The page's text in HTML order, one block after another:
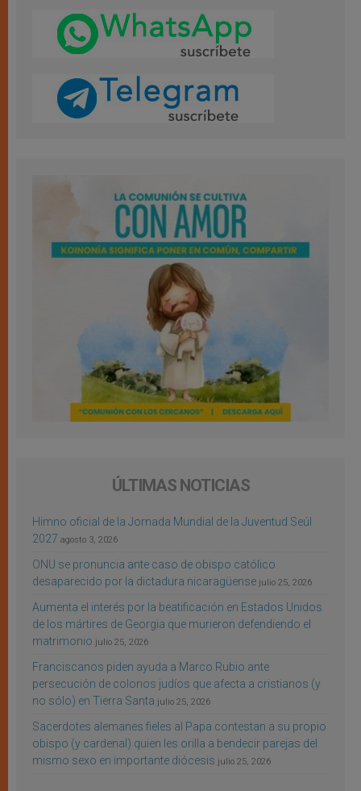
ÚLTIMAS NOTICIAS
Himno oficial de la Jornada Mundial de la Juventud Seúl
2027 agosto 3, 2026
ONU se pronuncia ante caso de obispo católico
desaparecido por la dictadura nicaragüense julio 25, 2026
Aumenta el interés por la beatificación en Estados Unidos
de los mártires de Georgia que murieron defendiendo el
matrimonio julio 25, 2026
Franciscanos piden ayuda a Marco Rubio ante
persecución de colonos judíos que afecta a cristianos (y
no sólo) en Tierra Santa julio 25, 2026
Sacerdotes alemanes fieles al Papa contestan a su propio
obispo (y cardenal) quien les orilla a bendecir parejas del
mismo sexo en importante diócesis julio 25, 2026